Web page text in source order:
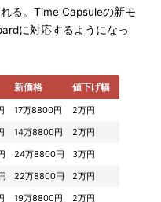
る。Time Capsuleの新モ
に対応するようになっ
新価格 値下げ幅
17万8800円
2万円
14万8800円
2万円
24万8800円
3万円
22万8800円
2万円
19万8800円
2万円